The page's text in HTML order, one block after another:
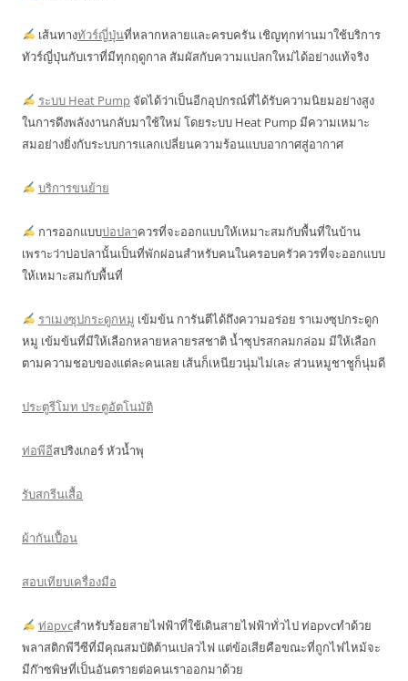
เส้นทางทัวร์ญี่ปุ่นที่หลากหลายและครบครัน เชิญทุกท่านมาใช้บริการ
ทัวร์ญี่ปุ่นกับเราที่มีทุกฤดูกาล สัมผัสกับความแปลกใหม่ได้อย่างแท้จริง
ระบบ Heat Pumpจัดได้ว่าเป็นอีกอุปกรณ์ที่ได้รับความนิยมอย่างสูง
ในการดึงพลังงานกลับมาใช้ใหม่ โดยระบบ Heat Pump มีความเหมาะ
สมอย่างยิ่งกับระบบการแลกเปลี่ยนความร้อนแบบอากาศสู่อากาศ
บริการขนย้าย
การออกแบบบ่อปลาควรที่จะออกแบบให้เหมาะสมกับพื้นที่ในบ้าน
เพราะว่าบ่อปลานั้นเป็นที่พักผ่อนสำหรับคนในครอบครัวควรที่จะออกแบบ
ให้เหมาะสมกับพื้นที่
ราเมงซุปกระดูกหมู เข้มข้น การันตีได้ถึงความอร่อย ราเมงซุปกระดูก
หมู เข้มข้นที่มีให้เลือกหลายหลายรสชาติ น้ำซุปรสกลมกล่อม มีให้เลือก
ตามความชอบของแต่ละคนเลย เส้นก็เหนียวนุ่มไม่เละ ส่วนหมูชาชูก็นุ่มดี
ประตูรีโมท ประตูอัตโนมัติ
ท่อพีอีสปริงเกอร์ หัวน้ำพุ
รับสกรีนเสื้อ
ผ้ากันเปื้อน
สอบเทียบเครื่องมือ
ท่อpvcสำหรับร้อยสายไฟฟ้าที่ใช้เดินสายไฟฟ้าทั่วไป ท่อpvcทำด้วย
พลาสติกพีวีซีที่มีคุณสมบัติต้านเปลวไฟ แต่ข้อเสียคือขณะที่ถูกไฟไหม้จะ
มีก๊าซพิษที่เป็นอันตรายต่อคนเราออกมาด้วย